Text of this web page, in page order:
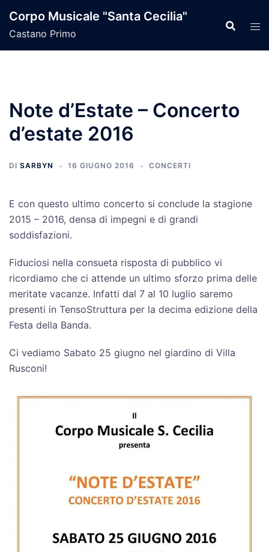
contenuto
Corpo Musicale "Santa Cecilia"
Castano Primo
Note d’Estate – Concerto
d’estate 2016
DI SARBYN 16 GIUGNO 2016 CONCERTI
E con questo ultimo concerto si conclude la stagione
2015 – 2016, densa di impegni e di grandi
soddisfazioni.
Fiduciosi nella consueta risposta di pubblico vi
ricordiamo che ci attende un ultimo sforzo prima delle
meritate vacanze. Infatti dal 7 al 10 luglio saremo
presenti in TensoStruttura per la decima edizione della
Festa della Banda.
Ci vediamo Sabato 25 giugno nel giardino di Villa
Rusconi!